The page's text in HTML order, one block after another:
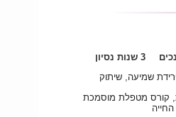
3 שנות נסיון
שמיעה, שיתוק
קורס מטפלת מוסמכת